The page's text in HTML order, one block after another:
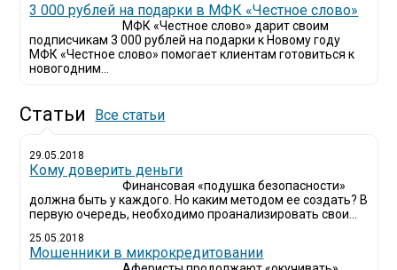
3 000 рублей на подарки в МФК «Честное слово»
МФК «Честное слово» дарит своим
подписчикам 3 000 рублей на подарки к Новому году
МФК «Честное слово» помогает клиентам готовиться к
новогодним...
Статьи Все статьи
29.05.2018
Кому доверить деньги
Финансовая «подушка безопасности»
должна быть у каждого. Но каким методом ее создать? В
первую очередь, необходимо проанализировать свои...
25.05.2018
Мошенники в микрокредитовании